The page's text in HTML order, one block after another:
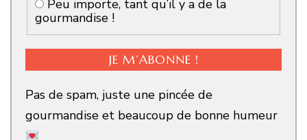
gourmandise !
Pas de spam, juste une pincée de
gourmandise et beaucoup de bonne humeur